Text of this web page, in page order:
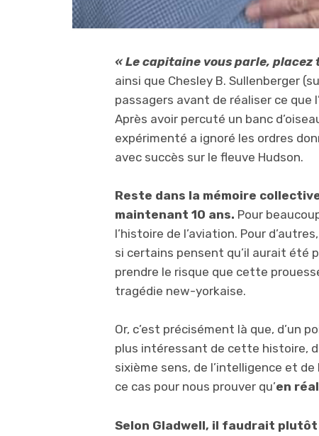
« Le capitaine vous parle,
ainsi que Chesley B. Sullenberger
passagers avant de réaliser ce que
Après avoir percuté un banc
expérimenté a ignoré les ordres
avec succès sur le fleuve Hudson.
Reste dans la mémoire
maintenant 10 ans. Pour
l’histoire de l’aviation. Pour
si certains pensent qu’il aurait été
prendre le risque que cette
tragédie new-yorkaise.
Or, c’est précisément là que, d’un
plus intéressant de cette histoire,
sixième sens, de l’intelligence et
ce cas pour nous prouver qu’en
Selon Gladwell, il faudrait plutôt